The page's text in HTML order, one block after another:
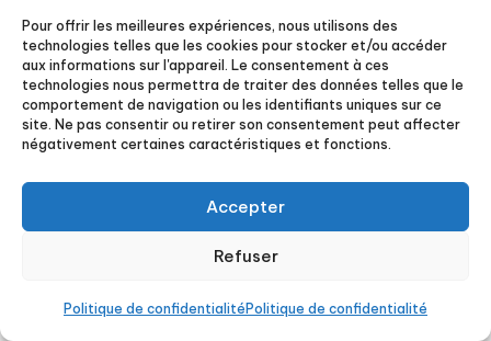
Pour offrir les meilleures expériences, nous utilisons des
technologies telles que les cookies pour stocker et/ou accéder
aux informations sur l'appareil. Le consentement à ces
technologies nous permettra de traiter des données telles que le
comportement de navigation ou les identifiants uniques sur ce
site. Ne pas consentir ou retirer son consentement peut affecter
négativement certaines caractéristiques et fonctions.
Accepter
Refuser
Politique de confidentialité Politique de confidentialité
des habitations, la chaleur accablante
peut rapidement devenir difficile à
supporter en...
Copyright © 2023 menuiserie du soleil. Tous droits
réservés.|Mentions légales|Google Maps|
politique de confidentialite